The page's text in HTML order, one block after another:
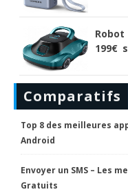
199€
Comparatifs
Top 8 des meilleures
Android
Envoyer un SMS – Les
Gratuits